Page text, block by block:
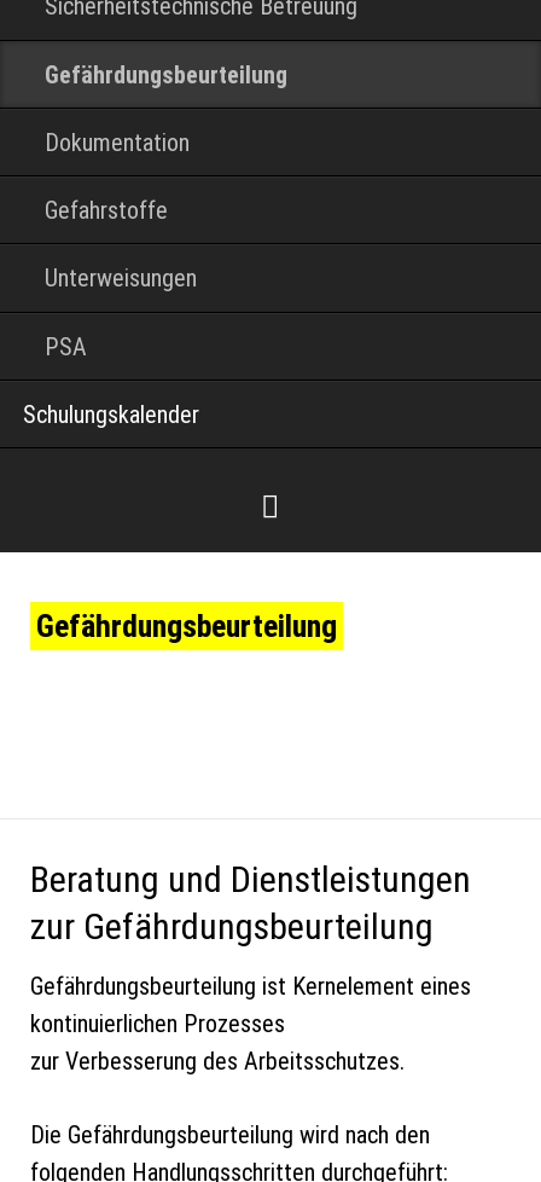
Sicherheitstechnische Betreuung
Gefährdungsbeurteilung
Dokumentation
Gefahrstoffe
Unterweisungen
PSA
Schulungskalender
Facebook
Gefährdungs­beurteilung
Beratung und Dienstleistungen
zur Gefährdungsbeurteilung
Gefährdungsbeurteilung ist Kernelement eines
kontinuierlichen Prozesses
zur Verbesserung des Arbeitsschutzes.
Die Gefährdungsbeurteilung wird nach den
folgenden Handlungsschritten durchgeführt: